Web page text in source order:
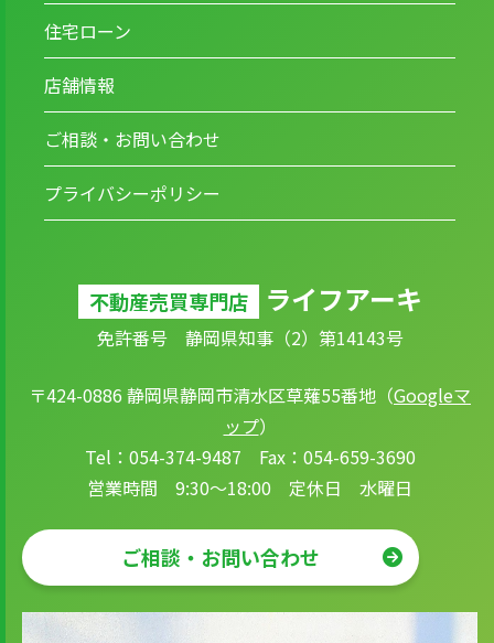
住宅ローン
店舗情報
ご相談・お問い合わせ
プライバシーポリシー
不動産売買専門店 ライフアーキ
免許番号 静岡県知事（2）第14143号
〒424-0886 静岡県静岡市清水区草薙55番地（Googleマ
ップ）
Tel：054-374-9487 Fax：054-659-3690
営業時間 9:30～18:00 定休日 水曜日
ご相談・お問い合わせ